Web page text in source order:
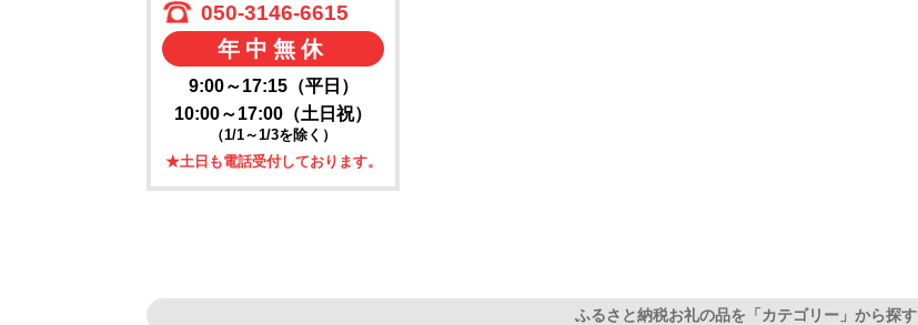
050-3146-6615
年中無休
9:00～17:15（平日）
10:00～17:00（土日祝）
（1/1～1/3を除く）
★土日も電話受付しております。
ふるさと納税お礼の品を「カテゴリー」から探す